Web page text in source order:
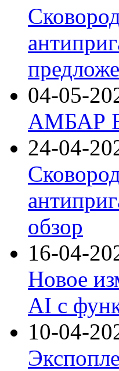
04-05-
АМБАР
24-04-
обзор
16-04-
Новое
AI с
10-04-